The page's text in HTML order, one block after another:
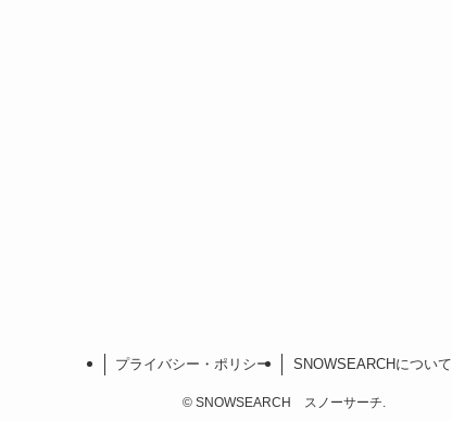
プライバシー・ポリシー SNOWSEARCHについて
©SNOWSEARCH スノーサーチ.